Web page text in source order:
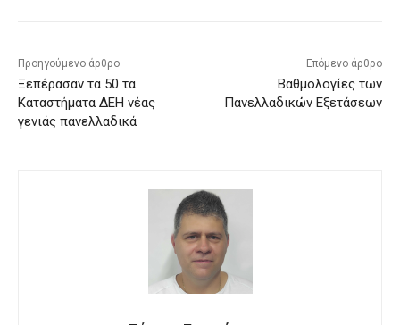
Προηγούμενο άρθρο
Ξεπέρασαν τα 50 τα
Καταστήματα ΔΕΗ νέας
γενιάς πανελλαδικά
Επόμενο άρθρο
Βαθμολογίες των
Πανελλαδικών Εξετάσεων